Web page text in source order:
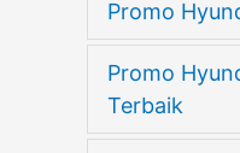
Promo
Promo
Terbaik